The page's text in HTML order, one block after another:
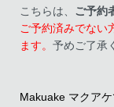
こちらは、 ご予約
ご予約済みでない
ます。予めご了承
Makuake マクア